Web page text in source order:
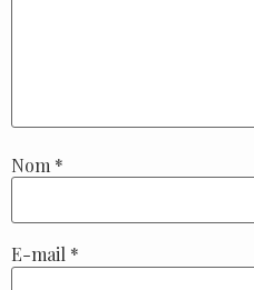
Nom *
E-mail *